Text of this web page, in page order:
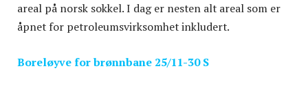
areal på norsk sokkel. I dag er nesten alt areal som er
åpnet for petroleumsvirksomhet inkludert.
Boreløyve for brønnbane 25/11-30 S